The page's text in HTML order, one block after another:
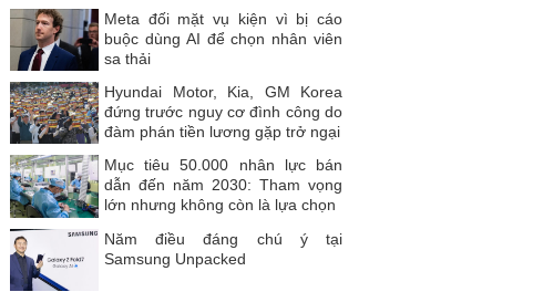
Meta đối mặt vụ kiện vì bị cáo
buộc dùng AI để chọn nhân viên
sa thải
Hyundai Motor, Kia, GM Korea
đứng trước nguy cơ đình công do
đàm phán tiền lương gặp trở ngại
Mục tiêu 50.000 nhân lực bán
dẫn đến năm 2030: Tham vọng
lớn nhưng không còn là lựa chọn
Năm điều đáng chú ý tại
Samsung Unpacked